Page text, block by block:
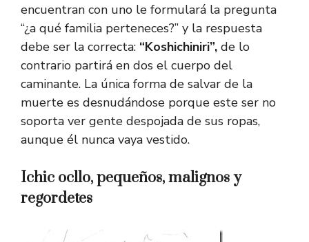
encuentran con uno le formulará la pregunta
“¿a qué familia perteneces?” y la respuesta
debe ser la correcta: “Koshichiniri”, de lo
contrario partirá en dos el cuerpo del
caminante. La única forma de salvar de la
muerte es desnudándose porque este ser no
soporta ver gente despojada de sus ropas,
aunque él nunca vaya vestido.
Ichic ocllo, pequeños, malignos y
regordetes